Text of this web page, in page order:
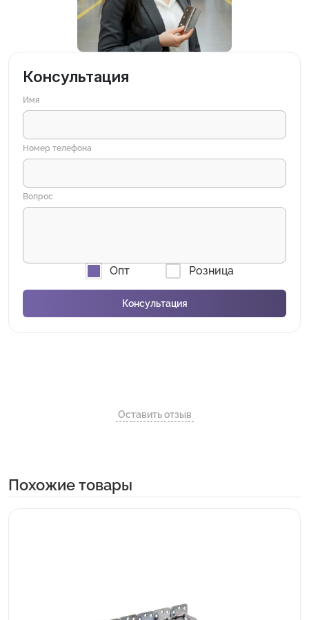
Консультация
Имя
Номер телефона
Вопрос
Опт Розница
Оставить отзыв
Похожие товары